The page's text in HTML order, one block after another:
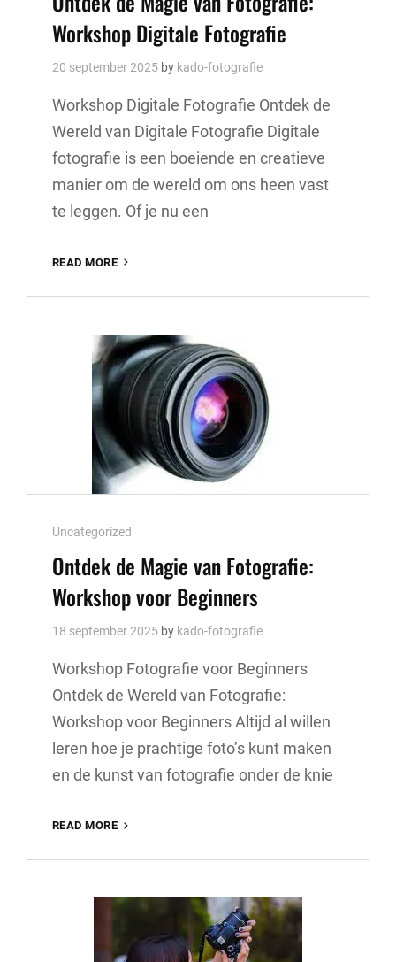
Workshop Digitale Fotografie
20 september 2025 by kado-fotografie
Workshop Digitale Fotografie Ontdek de
Wereld van Digitale Fotografie Digitale
fotografie is een boeiende en creatieve
manier om de wereld om ons heen vast
te leggen. Of je nu een
READ MORE
MAGIE
FOTOGRAFIE:
WORKSHOP
DIGITALE
FOTOGRAFIE
Cat
Links
Uncategorized
Ontdek de Magie van Fotografie:
Workshop voor Beginners
18 september 2025 by kado-fotografie
Workshop Fotografie voor Beginners
Ontdek de Wereld van Fotografie:
Workshop voor Beginners Altijd al willen
leren hoe je prachtige foto’s kunt maken
en de kunst van fotografie onder de knie
READ MORE
MAGIE
FOTOGRAFIE:
VOOR
BEGINNERS